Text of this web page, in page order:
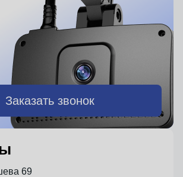
Заказать звонок
69